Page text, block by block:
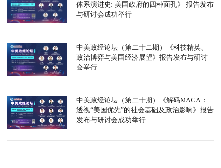
体系演进史: 美国政府的四种面孔》 报告发布
与研讨会成功举行
中美政经论坛（第二十二期）《科技精英、
政治博弈与美国经济展望》报告发布与研讨
会举行
中美政经论坛（第二十期）《解码MAGA：
透视“美国优先”的社会基础及政治影响》报告
发布与研讨会成功举行